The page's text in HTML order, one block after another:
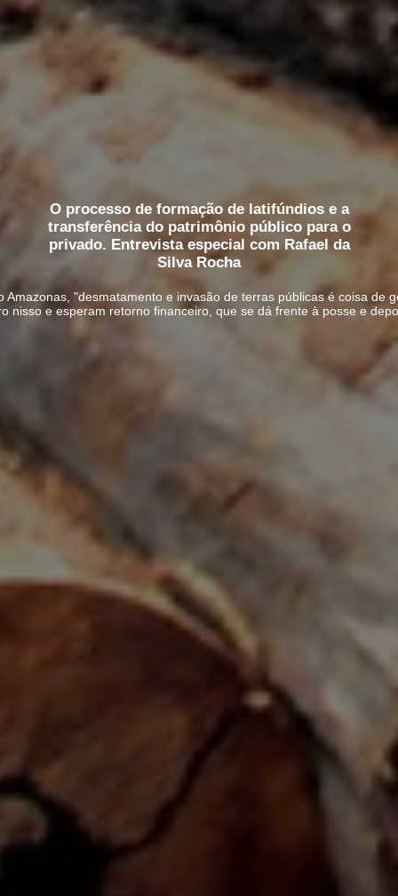
O processo de formação de latifúndios e a
transferência do patrimônio público para o
privado. Entrevista especial com Rafael da
Silva Rocha
"desmatamento e invasão de terras públicas é coisa de
nisso e esperam retorno financeiro, que se dá frente à posse e